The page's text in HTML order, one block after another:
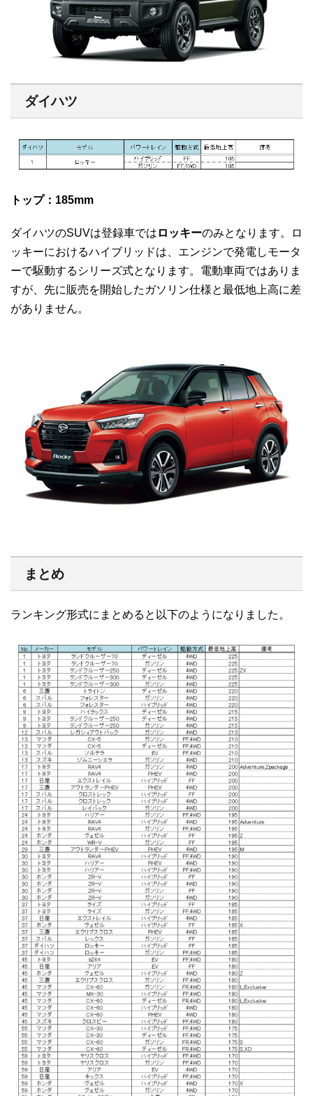
ダイハツ
トップ：185mm
ダイハツのSUVは登録車では ロッキーのみとなります。ロ
ッキーにおけるハイブリッドは、エンジンで発電しモータ
ーで駆動するシリーズ式となります。電動車両ではありま
すが、先に販売を開始したガソリン仕様と最低地上高に差
がありません。
まとめ
ランキング形式にまとめると以下のようになりました。